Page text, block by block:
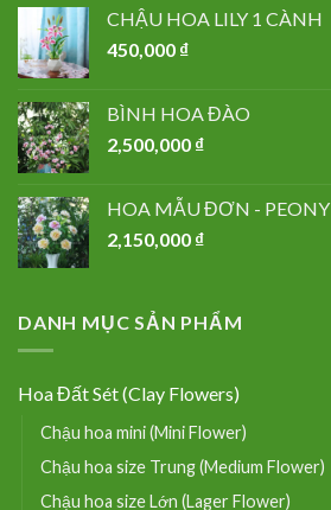
CHẬU HOA LILY 1 CÀNH
450,000 ₫
BÌNH HOA ĐÀO
2,500,000 ₫
HOA MẪU ĐƠN - PEONY
2,150,000 ₫
DANH MỤC SẢN PHẨM
Hoa Đất Sét (Clay Flowers)
Chậu hoa mini (Mini Flower)
Chậu hoa size Trung (Medium Flower)
Chậu hoa size Lớn (Lager Flower)